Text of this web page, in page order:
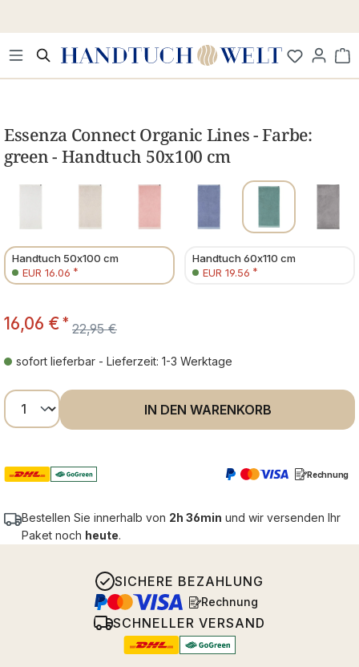
Essenza Connect Organic Lines - Farbe:
green - Handtuch 50x100 cm
Handtuch 50x100 cm
EUR 16.06 *
Handtuch 60x110 cm
EUR 19.56 *
16,06 € * 22,95 €
sofort lieferbar - Lieferzeit: 1-3 Werktage
Produkt Anzahl: Gib den gewünschten
IN DEN WARENKORB
Rechnung
Bestellen Sie innerhalb von 2h 36min und wir versenden Ihr
Paket noch heute.
SICHERE BEZAHLUNG
Rechnung
SCHNELLER VERSAND